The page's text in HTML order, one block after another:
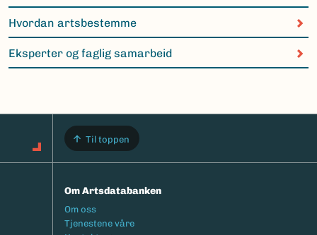
Hvordan artsbestemme
Eksperter og faglig samarbeid
Til toppen
Om Artsdatabanken
Footermeny
Om oss
Tjenestene våre